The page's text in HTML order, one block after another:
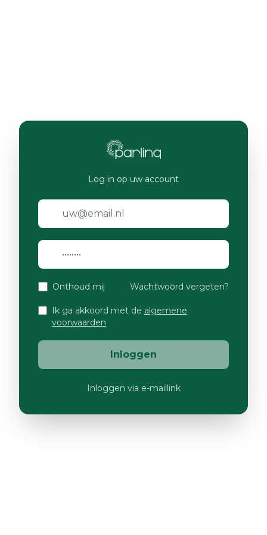
Log in op uw account
Onthoud mij Wachtwoord vergeten?
Ik ga akkoord met de algemene
voorwaarden
Inloggen
Inloggen via e-maillink